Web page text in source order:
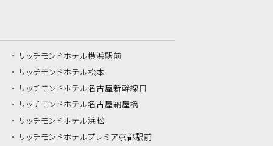
リッチモンドホテル横浜駅前
リッチモンドホテル松本
リッチモンドホテル名古屋新幹線口
リッチモンドホテル名古屋納屋橋
リッチモンドホテル浜松
リッチモンドホテルプレミア京都駅前